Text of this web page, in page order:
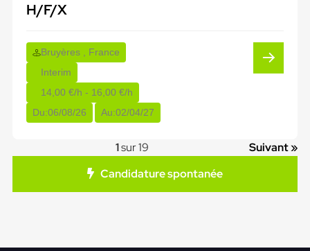
H/F/X
Bruyères , France
Interim
14,00 €/h - 16,00 €/h
Du:06/08/26 Au:02/04/27
1sur 19
Suivant »
Candidature spontanée